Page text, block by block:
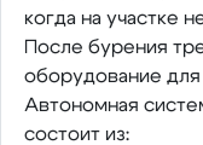
когда на участке
После бурения
оборудование
Автономная
состоит из: